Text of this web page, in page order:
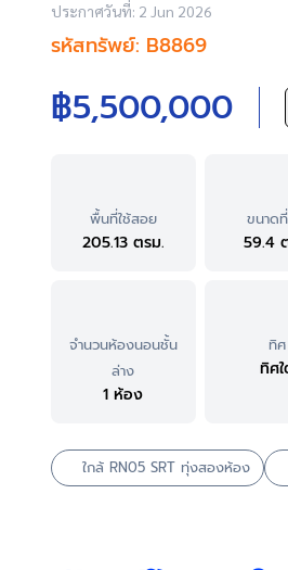
ประกาศวันที่: 2 Jun 2026
รหัสทรัพย์: B8869
฿5,500,000
พื้นที่ใช้สอย
205.13 ตรม.
ขนาด
59.4
จำนวนห้องนอนชั้น
ล่าง
1 ห้อง
ทิศ
ทิศ
ใกล้ RN05 SRT ทุ่งสองห้อง